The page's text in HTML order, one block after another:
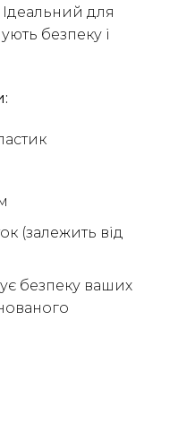
Ідеальний для
безпеку і
(залежить від
безпеку ваших